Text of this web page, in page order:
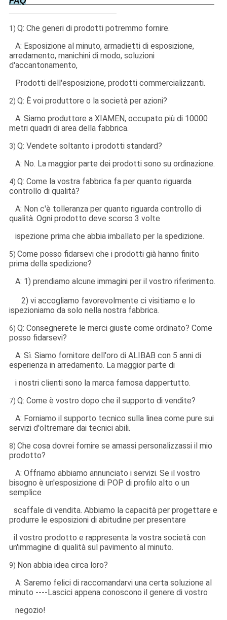
1) Q: Che generi di prodotti potremmo fornire.
A: Esposizione al minuto, armadietti di esposizione,
arredamento, manichini di modo, soluzioni
d'accantonamento,
Prodotti dell'esposizione, prodotti commercializzanti.
2) Q: È voi produttore o la società per azioni?
A: Siamo produttore a XIAMEN, occupato più di 10000
metri quadri di area della fabbrica.
3) Q: Vendete soltanto i prodotti standard?
A: No. La maggior parte dei prodotti sono su ordinazione.
4) Q: Come la vostra fabbrica fa per quanto riguarda
controllo di qualità?
A: Non c'è tolleranza per quanto riguarda controllo di
qualità. Ogni prodotto deve scorso 3 volte
ispezione prima che abbia imballato per la spedizione.
5) Come posso fidarsevi che i prodotti già hanno finito
prima della spedizione?
A: 1) prendiamo alcune immagini per il vostro riferimento.
2) vi accogliamo favorevolmente ci visitiamo e lo
ispezioniamo da solo nella nostra fabbrica.
6) Q: Consegnerete le merci giuste come ordinato? Come
posso fidarsevi?
A: Sì. Siamo fornitore dell'oro di ALIBAB con 5 anni di
esperienza in arredamento. La maggior parte di
i nostri clienti sono la marca famosa dappertutto.
7) Q: Come è vostro dopo che il supporto di vendite?
A: Forniamo il supporto tecnico sulla linea come pure sui
servizi d'oltremare dai tecnici abili.
8) Che cosa dovrei fornire se amassi personalizzassi il mio
prodotto?
A: Offriamo abbiamo annunciato i servizi. Se il vostro
bisogno è un'esposizione di POP di profilo alto o un
semplice
scaffale di vendita. Abbiamo la capacità per progettare e
produrre le esposizioni di abitudine per presentare
il vostro prodotto e rappresenta la vostra società con
un'immagine di qualità sul pavimento al minuto.
9) Non abbia idea circa loro?
A: Saremo felici di raccomandarvi una certa soluzione al
minuto ----Lascici appena conoscono il genere di vostro
negozio!